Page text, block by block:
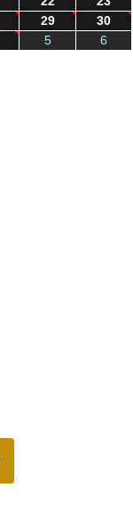
29
30
5 6